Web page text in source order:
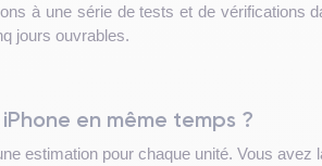
à une série de tests et de vérifications
jours ouvrables.
en même temps ?
estimation pour chaque unité. Vous